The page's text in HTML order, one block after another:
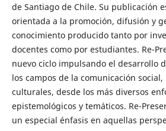
de Santiago de Chile. Su publicación
orientada a la promoción, difusión y
conocimiento producido tanto por
docentes como por estudiantes. Re-
nuevo ciclo impulsando el desarrollo
los campos de la comunicación
culturales, desde los más diversos
epistemológicos y temáticos. Re-
un especial énfasis en aquellas